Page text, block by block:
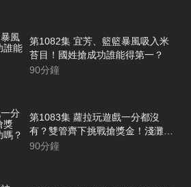
第1082集 宜芳、籃籃暴風吸入米
苔目！國姓搶成功誰能得第一？
90分鐘
第1083集 蘿拉玩遊戲一分都沒
有？雙管齊下挑戰搶獎金！淺灘沙
板有人能成功嗎？
90分鐘